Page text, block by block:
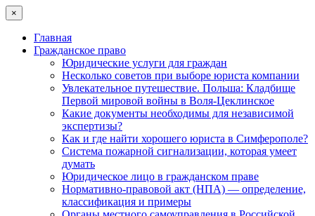
×
Главная
Гражданское право
Юридические услуги для граждан
Несколько советов при выборе юриста компании
Увлекательное путешествие. Польша: Кладбище
Первой мировой войны в Воля-Цеклинское
Какие документы необходимы для независимой
экспертизы?
Как и где найти хорошего юриста в Симферополе?
Система пожарной сигнализации, которая умеет
думать
Юридическое лицо в гражданском праве
Нормативно-правовой акт (НПА) — определение,
классификация и примеры